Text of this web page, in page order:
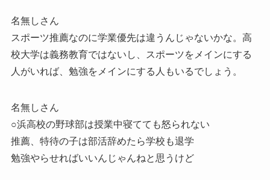
名無しさん
スポーツ推薦なのに学業優先は違うんじゃないかな。高
校大学は義務教育ではないし、スポーツをメインにする
人がいれば、勉強をメインにする人もいるでしょう。
名無しさん
○浜高校の野球部は授業中寝てても怒られない
推薦、特待の子は部活辞めたら学校も退学
勉強やらせればいいんじゃんねと思うけど